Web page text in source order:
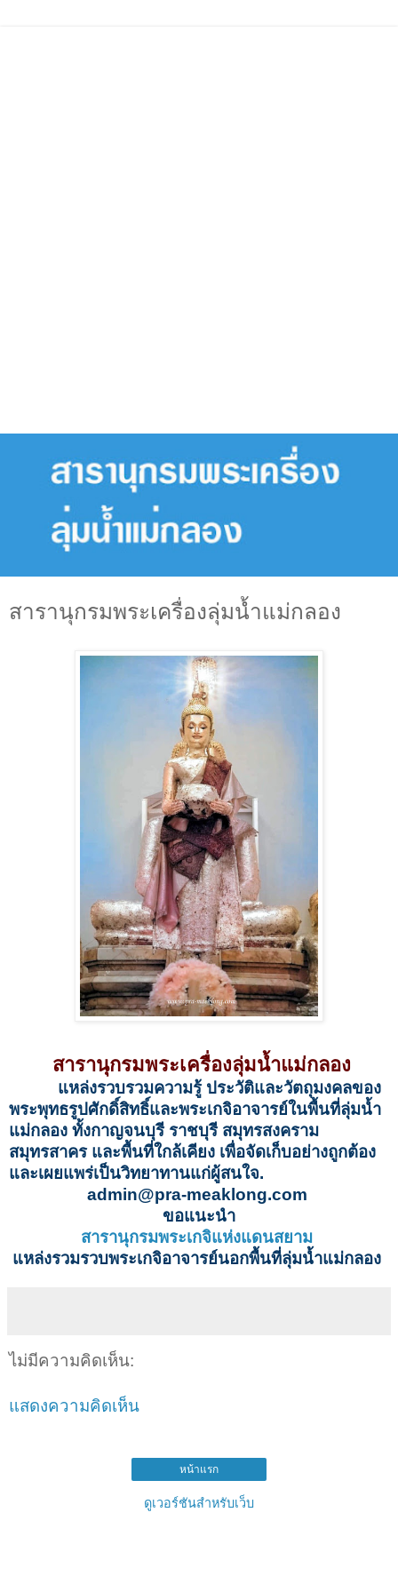
สารานุกรมพระเครื่องลุ่มน้ำแม่กลอง
สารานุกรมพระเครื่องลุ่มน้ำแม่กลอง
แหล่งรวบรวมความรู้ ประวัติและวัตถุมงคลของ
พระพุทธรูปศักดิ์สิทธิ์และพระเกจิอาจารย์ในพื้นที่ลุ่มน้ำ
แม่กลอง ทั้งกาญจนบุรี ราชบุรี สมุทรสงคราม
สมุทรสาคร และพื้นที่ใกล้เคียง เพื่อจัดเก็บอย่างถูกต้อง
และเผยแพร่เป็นวิทยาทานแก่ผู้สนใจ.
admin@pra-meaklong.com
ขอแนะนำ
สารานุกรมพระเกจิแห่งแดนสยาม
แหล่งรวมรวบพระเกจิอาจารย์นอกพื้นที่ลุ่มน้ำแม่กลอง
ไม่มีความคิดเห็น:
แสดงความคิดเห็น
หน้าแรก
ดูเวอร์ชันสำหรับเว็บ